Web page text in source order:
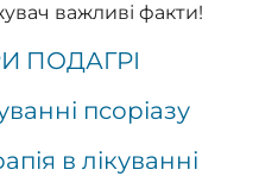
важливі факти!
ПОДАГРІ
псоріазу
в лікуванні